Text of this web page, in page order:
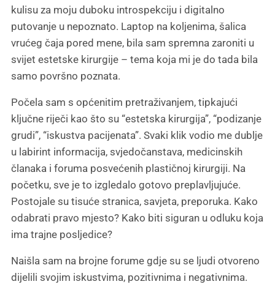
kulisu za moju duboku introspekciju i digitalno
putovanje u nepoznato. Laptop na koljenima, šalica
vrućeg čaja pored mene, bila sam spremna zaroniti u
svijet estetske kirurgije – tema koja mi je do tada bila
samo površno poznata.
Počela sam s općenitim pretraživanjem, tipkajući
ključne riječi kao što su “estetska kirurgija”, “podizanje
grudi”, “iskustva pacijenata”. Svaki klik vodio me dublje
u labirint informacija, svjedočanstava, medicinskih
članaka i foruma posvećenih plastičnoj kirurgiji. Na
početku, sve je to izgledalo gotovo preplavljujuće.
Postojale su tisuće stranica, savjeta, preporuka. Kako
odabrati pravo mjesto? Kako biti siguran u odluku koja
ima trajne posljedice?
Naišla sam na brojne forume gdje su se ljudi otvoreno
dijelili svojim iskustvima, pozitivnima i negativnima.